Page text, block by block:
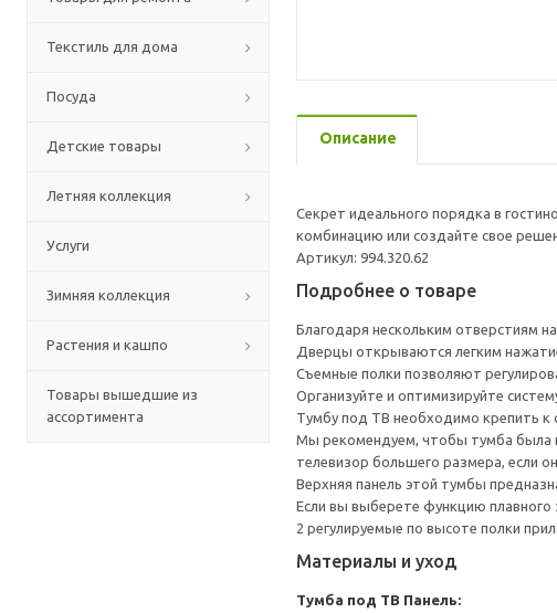
Текстиль для дома
Посуда
Детские товары
Летняя коллекция
Услуги
Зимняя коллекция
Растения и кашпо
Товары вышедшие из
ассортимента
Описание
Секрет идеального порядка в
комбинацию или создайте свое
Артикул: 994.320.62
Подробнее о товаре
Благодаря нескольким отверстиям
Дверцы открываются легким
Съемные полки позволяют
Организуйте и оптимизируйте
Тумбу под ТВ необходимо крепить к
Мы рекомендуем, чтобы тумба была
телевизор большего размера, если
Верхняя панель этой тумбы
Если вы выберете функцию
2 регулируемые по высоте полки
Материалы и уход
Тумба под ТВ Панель: